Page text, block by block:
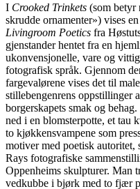
I Crooked Trinkets (som betyr
skrudde ornamenter») vises
Livingroom Poetics fra
gjenstander hentet fra en
ukonvensjonelle, vare og
fotografisk språk. Gjennom
fargevalørene vises det til
stillebengenrens oppstillinger
borgerskapets smak og
ned i en blomsterpotte, et tau
to kjøkkensvampene som
motiver med poetisk autoritet,
Rays fotografiske
Oppenheims skulpturer. Man
vedkubbe i bjørk med to fjær